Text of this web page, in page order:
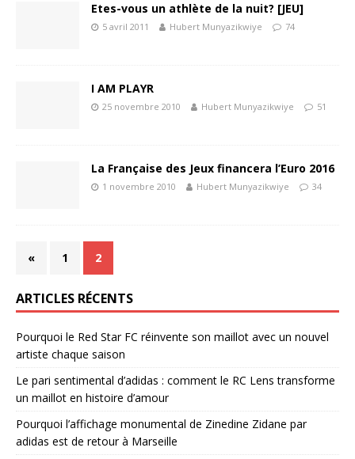
Etes-vous un athlète de la nuit? [JEU]
5 avril 2011 Hubert Munyazikwiye 74
I AM PLAYR
25 novembre 2010 Hubert Munyazikwiye 51
La Française des Jeux financera l’Euro 2016
1 novembre 2010 Hubert Munyazikwiye 34
« 1 2
ARTICLES RÉCENTS
Pourquoi le Red Star FC réinvente son maillot avec un nouvel
artiste chaque saison
Le pari sentimental d’adidas : comment le RC Lens transforme
un maillot en histoire d’amour
Pourquoi l’affichage monumental de Zinedine Zidane par
adidas est de retour à Marseille